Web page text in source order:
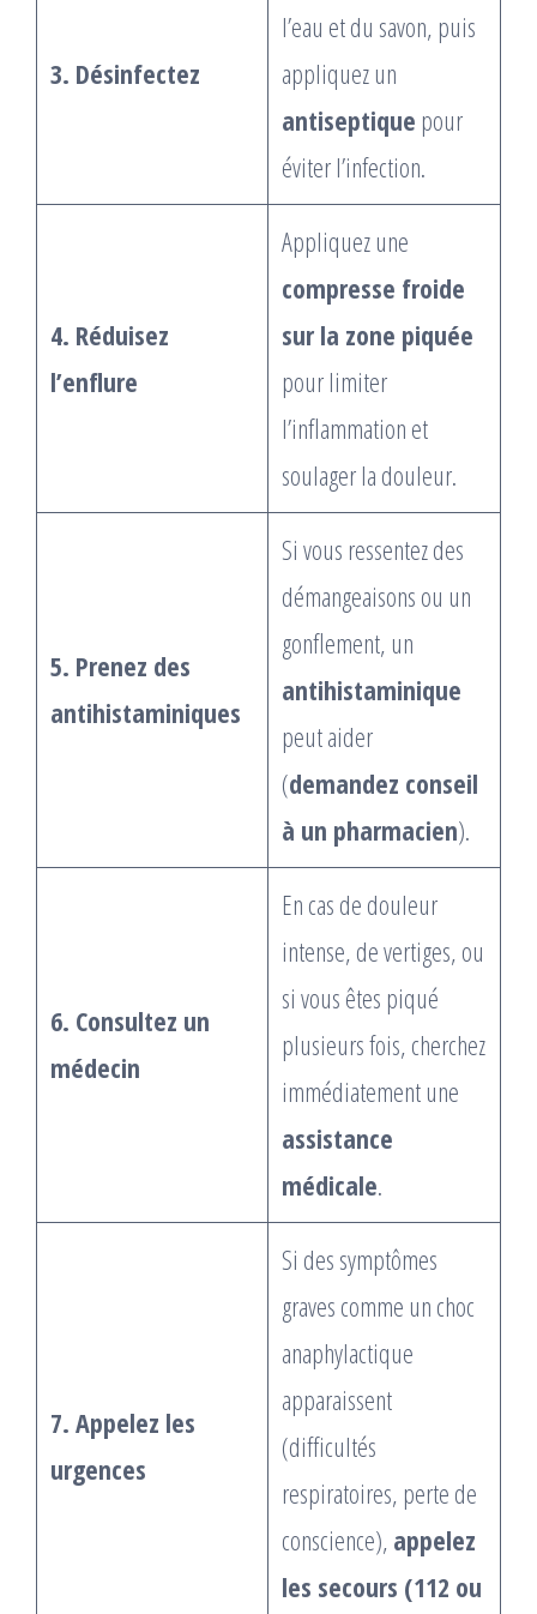
3. Désinfectez
l’eau et du savon, puis
appliquez un
antiseptique pour
éviter l’infection.
4. Réduisez
l’enflure
Appliquez une
compresse froide
sur la zone piquée
pour limiter
l’inflammation et
soulager la douleur.
5. Prenez des
antihistaminiques
Si vous ressentez des
démangeaisons ou un
gonflement, un
antihistaminique
peut aider
(demandez conseil
à un pharmacien).
6. Consultez un
médecin
En cas de douleur
intense, de vertiges, ou
si vous êtes piqué
plusieurs fois, cherchez
immédiatement une
assistance
médicale.
7. Appelez les
urgences
Si des symptômes
graves comme un choc
anaphylactique
apparaissent
(difficultés
respiratoires, perte de
conscience), appelez
les secours (112 ou